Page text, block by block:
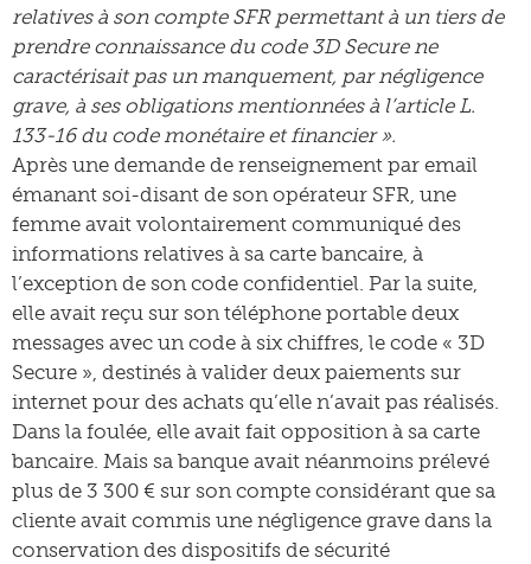
relatives à son compte SFR permettant à un tiers de
prendre connaissance du code 3D Secure ne
caractérisait pas un manquement, par négligence
grave, à ses obligations mentionnées à l’article L.
133-16 du code monétaire et financier ».
Après une demande de renseignement par email
émanant soi-disant de son opérateur SFR, une
femme avait volontairement communiqué des
informations relatives à sa carte bancaire, à
l’exception de son code confidentiel. Par la suite,
elle avait reçu sur son téléphone portable deux
messages avec un code à six chiffres, le code « 3D
Secure », destinés à valider deux paiements sur
internet pour des achats qu’elle n’avait pas réalisés.
Dans la foulée, elle avait fait opposition à sa carte
bancaire. Mais sa banque avait néanmoins prélevé
plus de 3 300 € sur son compte considérant que sa
cliente avait commis une négligence grave dans la
conservation des dispositifs de sécurité